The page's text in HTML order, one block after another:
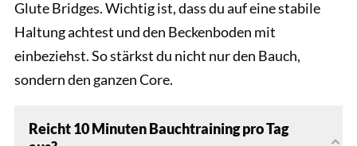
Glute Bridges. Wichtig ist, dass du auf eine stabile
Haltung achtest und den Beckenboden mit
einbeziehst. So stärkst du nicht nur den Bauch,
sondern den ganzen Core.
Reicht 10 Minuten Bauchtraining pro Tag